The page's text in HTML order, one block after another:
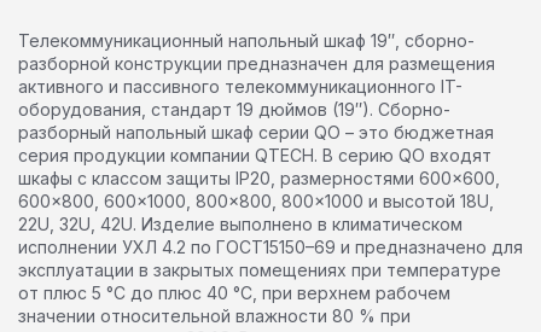
Телекоммуникационный напольный шкаф 19″, сборно-
разборной конструкции предназначен для размещения
активного и пассивного телекоммуникационного IT-
оборудования, стандарт 19 дюймов (19″). Сборно-
разборный напольный шкаф серии QO – это бюджетная
серия продукции компании QTECH. В серию QO входят
шкафы с классом защиты IP20, размерностями 600×600,
600×800, 600×1000, 800×800, 800×1000 и высотой 18U,
22U, 32U, 42U. Изделие выполнено в климатическом
исполнении УХЛ 4.2 по ГОСТ15150–69 и предназначено для
эксплуатации в закрытых помещениях при температуре
от плюс 5 °С до плюс 40 °С, при верхнем рабочем
значении относительной влажности 80 % при